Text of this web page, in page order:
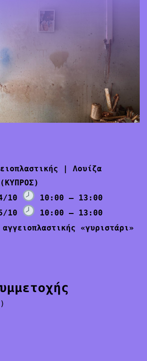
| Λουίζα
10
10:00 – 13:00
10
10:00 – 13:00
«γυριστάρι»